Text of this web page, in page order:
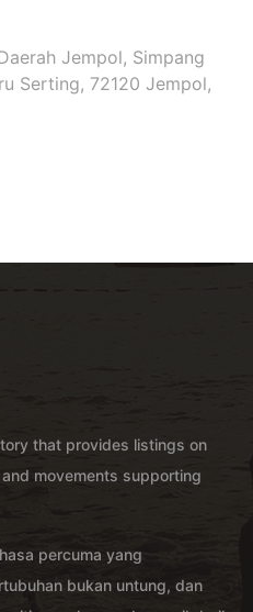
Jempol, Simpang
Serting, 72120 Jempol,
that provides listings on
movements supporting
percuma yang
bukan untung, dan